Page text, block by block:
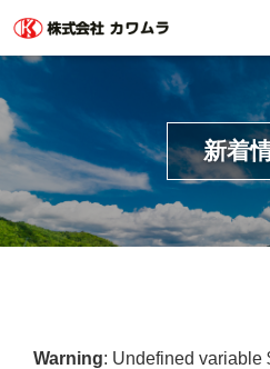
新着
Warning: Undefined variable